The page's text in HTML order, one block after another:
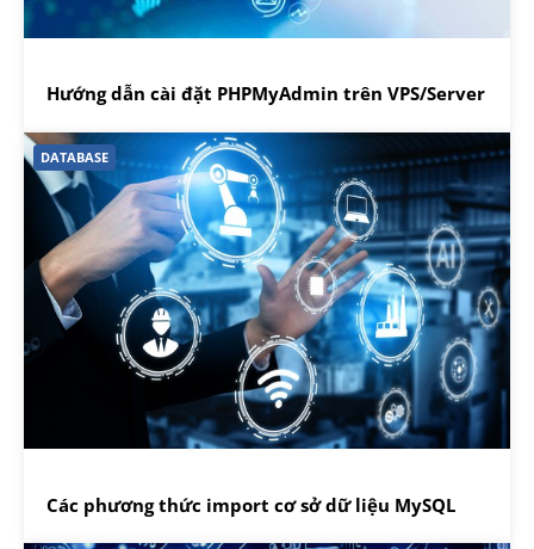
Hướng dẫn cài đặt PHPMyAdmin trên VPS/Server
DATABASE
Các phương thức import cơ sở dữ liệu MySQL